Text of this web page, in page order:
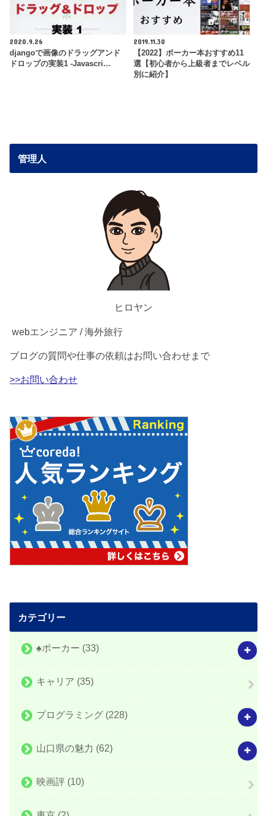
2020.9.26
djangoで画像のドラッグアンド
ドロップの実装1 -Javascri…
2019.11.30
【2022】ポーカー本おすすめ11
選【初心者から上級者までレベル
別に紹介】
管理人
ヒロヤン
webエンジニア / 海外旅行
ブログの質問や仕事の依頼はお問い合わせまで
>>お問い合わせ
カテゴリー
♠️ポーカー (33)
キャリア (35)
プログラミング (228)
山口県の魅力 (62)
映画評 (10)